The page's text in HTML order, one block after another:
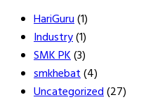
HariGuru(1)
Industry(1)
SMK PK(3)
smkhebat(4)
Uncategorized(27)